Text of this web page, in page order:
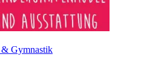
Gymnastik